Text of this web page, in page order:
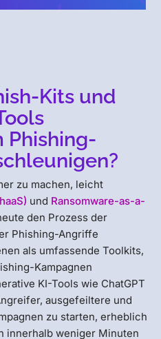
Kits und
Phishing-
zu machen, leicht
und Ransomware-as-a-
den Prozess der
Phishing-Angriffe
als umfassende Toolkits,
Kampagnen
KI-Tools wie ChatGPT
ausgefeiltere und
zu starten, erheblich
innerhalb weniger Minuten